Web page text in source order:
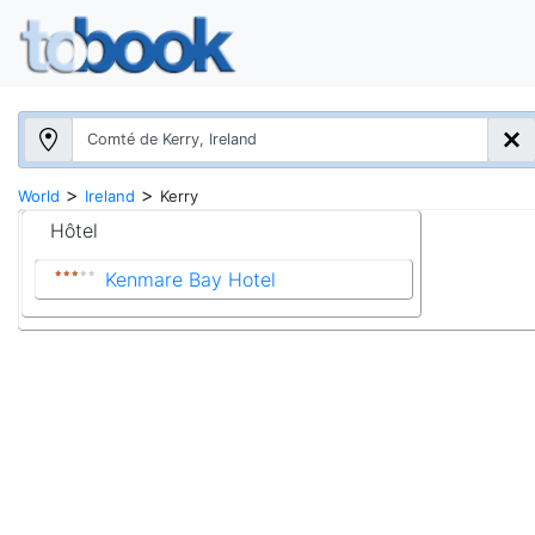
World > Ireland > Kerry
Hôtel
Kenmare Bay Hotel